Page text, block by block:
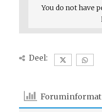
You do not have
Deel: